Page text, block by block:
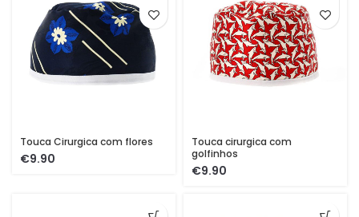
Touca Cirurgica com flores
€
Touca cirurgica com
golfinhos
€